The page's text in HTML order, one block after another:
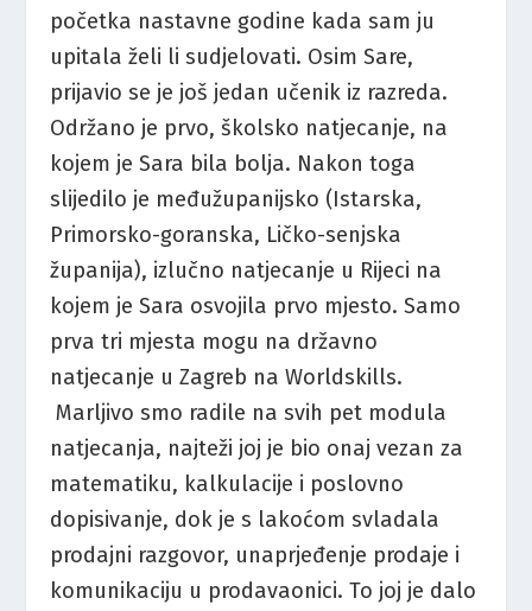
početka nastavne godine kada sam ju
upitala želi li sudjelovati. Osim Sare,
prijavio se je još jedan učenik iz razreda.
Održano je prvo, školsko natjecanje, na
kojem je Sara bila bolja. Nakon toga
slijedilo je međužupanijsko (Istarska,
Primorsko-goranska, Ličko-senjska
županija), izlučno natjecanje u Rijeci na
kojem je Sara osvojila prvo mjesto. Samo
prva tri mjesta mogu na državno
natjecanje u Zagreb na Worldskills.
Marljivo smo radile na svih pet modula
natjecanja, najteži joj je bio onaj vezan za
matematiku, kalkulacije i poslovno
dopisivanje, dok je s lakoćom svladala
prodajni razgovor, unaprjeđenje prodaje i
komunikaciju u prodavaonici. To joj je dalo